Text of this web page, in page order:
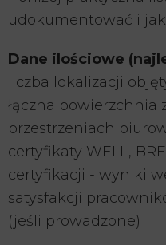
udokumentować i
Dane ilościowe
liczba lokalizacji
łączna powierzchnia
przestrzeniach
certyfikaty WELL,
certyfikacji - wyniki
satysfakcji
(jeśli prowadzone)